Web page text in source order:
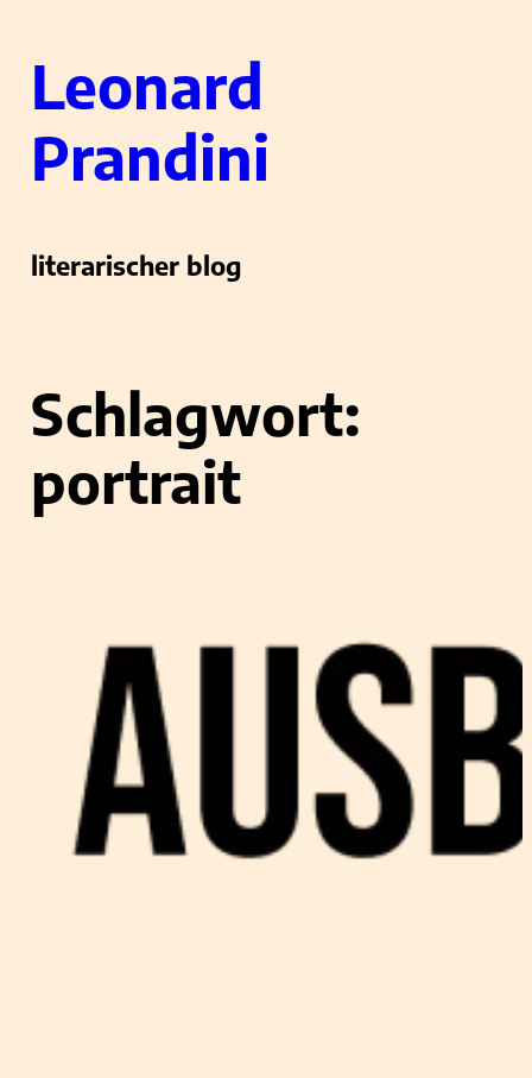
Inhalt
springen
Leonard
Prandini
literarischer blog
Schlagwort:
portrait